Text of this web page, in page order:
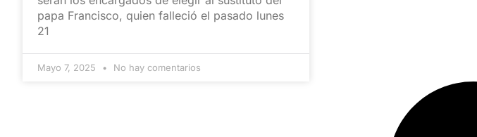
papa Francisco, quien falleció el pasado lunes
21
Mayo 7, 2025 No hay comentarios